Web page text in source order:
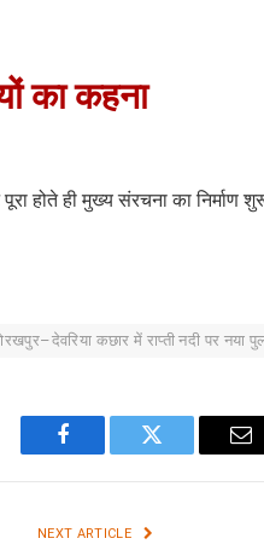
का कहना
होते ही मुख्य संरचना का निर्माण
कछार में राप्ती नदी पर नया
Facebook Twitter
NEXT ARTICLE